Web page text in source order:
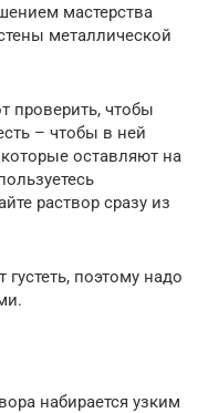
мастерства
металлической
проверить, чтобы
– чтобы в ней
оставляют на
раствор сразу из
поэтому надо
набирается узким